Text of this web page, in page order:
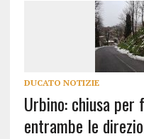
DUCATO NOTIZIE
Urbino: chiusa
entrambe le